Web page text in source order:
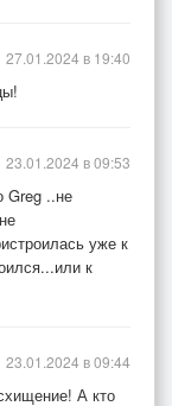
27.01.2024 в 19:40
Greg ..не
уже к
к
23.01.2024 в 09:53
А кто
23.01.2024 в 09:44